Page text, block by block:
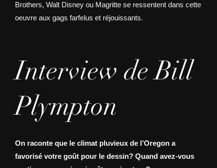
Brothers, Walt Disney ou Magritte se ressentent dans cette
oeuvre aux gags farfelus et réjouissants.
Interview de Bill
Plympton
On raconte que le climat pluvieux de l’Oregon a
favorisé votre goût pour le dessin? Quand avez-vous